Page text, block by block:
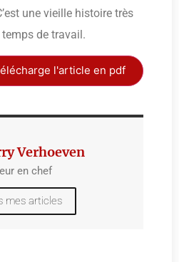
une vieille histoire très
de travail.
l'article en pdf
Verhoeven
en chef
mes articles